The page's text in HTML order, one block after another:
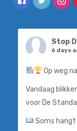
Stop
6 days
Op weg
Vandaag
voor De
Soms hangt